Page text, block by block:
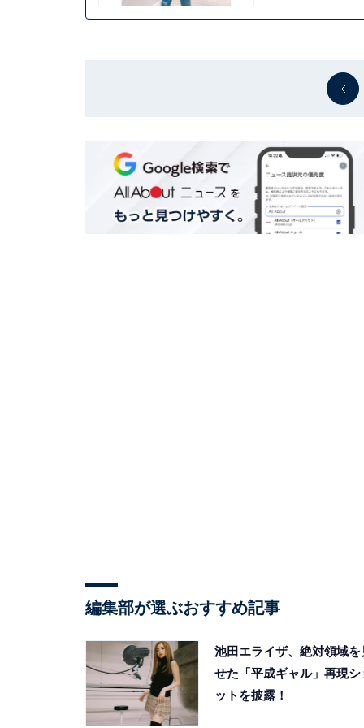
編集部が選ぶおすすめ記事
池田エライザ、絶対領域を
せた「平成ギャル」再現シ
ットを披露！